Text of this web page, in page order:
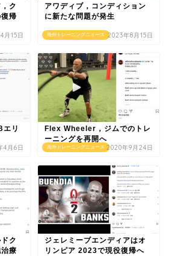
ク
帰
月15日 海外トレーニングニュース
アワディブ，コンディション
に新たな問題が発生
2023年8月15日
リ
4月6日 海外トレーニングニュース
Flex Wheeler，ジムでのトレ
ーニングを再開へ
2020年9月24日
ク
療
ジェレミーブエンディアはオ
リンピア 2023で現役復帰へ